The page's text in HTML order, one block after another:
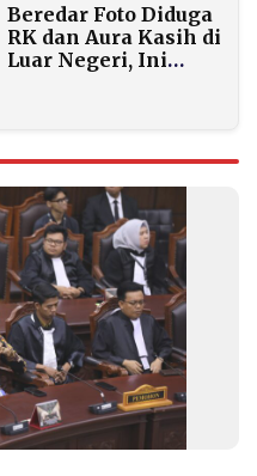
Beredar Foto Diduga
RK dan Aura Kasih di
Luar Negeri, Ini